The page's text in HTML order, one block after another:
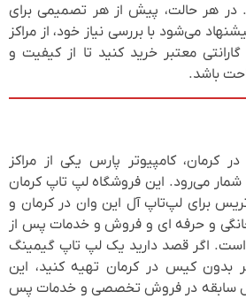
هر حالت، پیش از هر تصمیمی برای
می‌شود با بررسی نیاز خود، از مراکز
معتبر خرید کنید تا از کیفیت و
باشد.
کرمان، کامپیوتر پارس یکی از مراکز
شمار می‌رود. این فروشگاه لپ تاپ کرمان
برای لپ‌تاپ آل این وان در کرمان و
و حرفه ای و فروش و خدمات پس از
فروش قطعات برند MSI است. اگر قصد دارید یک لپ تاپ گیمینگ
بدون کیس در کرمان تهیه کنید، این
با بیش از ۱۵ سال سابقه در فروش تخصصی و خدمات پس